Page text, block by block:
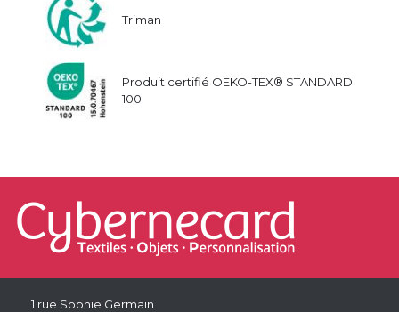
Triman
Produit certifié OEKO-TEX® STANDARD
100
1 rue Sophie Germain